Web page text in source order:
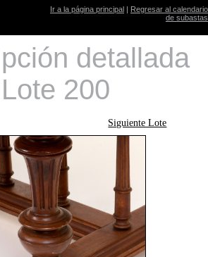
Ir a la página principal | Regresar al calendario
de subastas
detallada
Lote 200
Siguiente Lote